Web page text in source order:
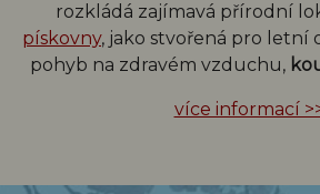
rozkládá zajímavá přírodní
pískovny, jako stvořená pro letní
pohyb na zdravém vzduchu,
více informací